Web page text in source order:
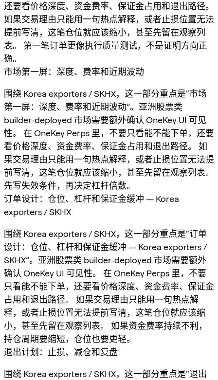
还要看价格深度、资金费率、保证金占用和退出路径。
如果交易理由只能用一句热点解释，或者止损位置无法
提前写清，这笔仓位就应该缩小，甚至先留在观察列
表。 第一笔订单更像执行质量测试，不是证明方向正
确。
市场第一屏：深度、费率和近期波动
围绕 Korea exporters / SKHX，这一部分重点是“市场
第一屏：深度、费率和近期波动”。亚洲股票类
builder-deployed 市场需要额外确认 OneKey UI 可见
性。 在 OneKey Perps 里，不要只看能不能下单，还要
看价格深度、资金费率、保证金占用和退出路径。 如
果交易理由只能用一句热点解释，或者止损位置无法提
前写清，这笔仓位就应该缩小，甚至先留在观察列表。
先写失效条件，再决定杠杆倍数。
订单设计：仓位、杠杆和保证金缓冲 — Korea
exporters / SKHX
围绕 Korea exporters / SKHX，这一部分重点是“订单
设计：仓位、杠杆和保证金缓冲 — Korea exporters /
SKHX”。亚洲股票类 builder-deployed 市场需要额外
确认 OneKey UI 可见性。 在 OneKey Perps 里，不要
只看能不能下单，还要看价格深度、资金费率、保证金
占用和退出路径。 如果交易理由只能用一句热点解
释，或者止损位置无法提前写清，这笔仓位就应该缩
小，甚至先留在观察列表。 如果资金费率持续不利，
持仓周期要缩短，仓位也要更轻。
退出计划：止损、减仓和复盘
围绕 Korea exporters / SKHX，这一部分重点是“退出